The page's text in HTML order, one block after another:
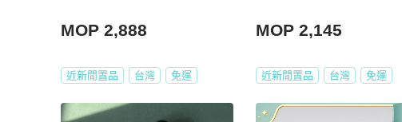
MOP 2,888
近新閒置品 台灣 免運
MOP 2,145
近新閒置品 台灣 免運